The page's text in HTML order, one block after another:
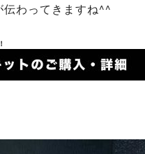
わってきますね^^